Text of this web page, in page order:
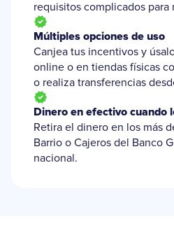
requisitos complicados para
Múltiples opciones de uso
Canjea tus incentivos y
online o en tiendas físicas
o realiza transferencias
Dinero en efectivo cuando
Retira el dinero en los más
Barrio o Cajeros del Banco
nacional.